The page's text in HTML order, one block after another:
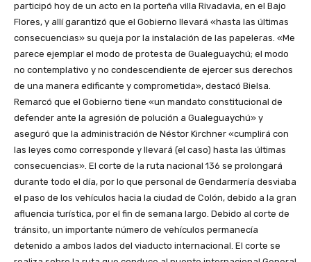
participó hoy de un acto en la porteña villa Rivadavia, en el Bajo
Flores, y allí garantizó que el Gobierno llevará «hasta las últimas
consecuencias» su queja por la instalación de las papeleras. «Me
parece ejemplar el modo de protesta de Gualeguaychú; el modo
no contemplativo y no condescendiente de ejercer sus derechos
de una manera edificante y comprometida», destacó Bielsa.
Remarcó que el Gobierno tiene «un mandato constitucional de
defender ante la agresión de polución a Gualeguaychú» y
aseguró que la administración de Néstor Kirchner «cumplirá con
las leyes como corresponde y llevará (el caso) hasta las últimas
consecuencias». El corte de la ruta nacional 136 se prolongará
durante todo el día, por lo que personal de Gendarmería desviaba
el paso de los vehículos hacia la ciudad de Colón, debido a la gran
afluencia turística, por el fin de semana largo. Debido al corte de
tránsito, un importante número de vehículos permanecía
detenido a ambos lados del viaducto internacional. El corte se